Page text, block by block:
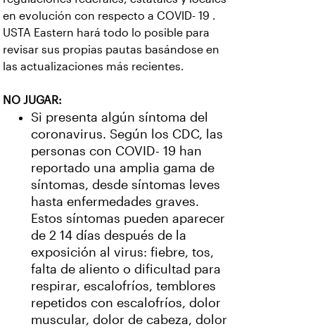
en evolución con respecto a COVID- 19 .
USTA Eastern hará todo lo posible para
revisar sus propias pautas basándose en
las actualizaciones más recientes.
NO JUGAR:
Si presenta algún síntoma del
coronavirus. Según los CDC, las
personas con COVID- 19 han
reportado una amplia gama de
síntomas, desde síntomas leves
hasta enfermedades graves.
Estos síntomas pueden aparecer
de 2 14 días después de la
exposición al virus: fiebre, tos,
falta de aliento o dificultad para
respirar, escalofríos, temblores
repetidos con escalofríos, dolor
muscular, dolor de cabeza, dolor